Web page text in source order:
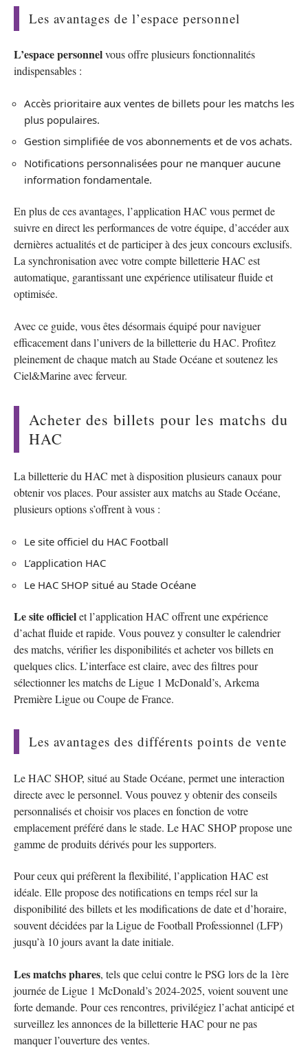
Les avantages de l’espace personnel
L’espace personnelvous offre plusieurs fonctionnalités
indispensables :
Accès prioritaire aux ventes de billets pour les matchs les
plus populaires.
Gestion simplifiée de vos abonnements et de vos achats.
Notifications personnalisées pour ne manquer aucune
information fondamentale.
En plus de ces avantages, l’application HAC vous permet de
suivre en direct les performances de votre équipe, d’accéder aux
dernières actualités et de participer à des jeux concours exclusifs.
La synchronisation avec votre compte billetterie HAC est
automatique, garantissant une expérience utilisateur fluide et
optimisée.
Avec ce guide, vous êtes désormais équipé pour naviguer
efficacement dans l’univers de la billetterie du HAC. Profitez
pleinement de chaque match au Stade Océane et soutenez les
Ciel&Marine avec ferveur.
Acheter des billets pour les matchs du
HAC
La billetterie du HAC met à disposition plusieurs canaux pour
obtenir vos places. Pour assister aux matchs au Stade Océane,
plusieurs options s’offrent à vous :
Le site officiel du HAC Football
L’application HAC
Le HAC SHOP situé au Stade Océane
Le site officielet l’application HAC offrent une expérience
d’achat fluide et rapide. Vous pouvez y consulter le calendrier
des matchs, vérifier les disponibilités et acheter vos billets en
quelques clics. L’interface est claire, avec des filtres pour
sélectionner les matchs de Ligue 1 McDonald’s, Arkema
Première Ligue ou Coupe de France.
Les avantages des différents points de vente
Le HAC SHOP, situé au Stade Océane, permet une interaction
directe avec le personnel. Vous pouvez y obtenir des conseils
personnalisés et choisir vos places en fonction de votre
emplacement préféré dans le stade. Le HAC SHOP propose une
gamme de produits dérivés pour les supporters.
Pour ceux qui préfèrent la flexibilité, l’application HAC est
idéale. Elle propose des notifications en temps réel sur la
disponibilité des billets et les modifications de date et d’horaire,
souvent décidées par la Ligue de Football Professionnel (LFP)
jusqu’à 10 jours avant la date initiale.
Les matchs phares, tels que celui contre le PSG lors de la 1ère
journée de Ligue 1 McDonald’s 2024-2025, voient souvent une
forte demande. Pour ces rencontres, privilégiez l’achat anticipé et
surveillez les annonces de la billetterie HAC pour ne pas
manquer l’ouverture des ventes.